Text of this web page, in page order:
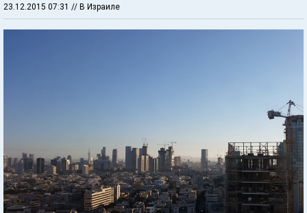
23.12.2015 07:31 // В Израиле